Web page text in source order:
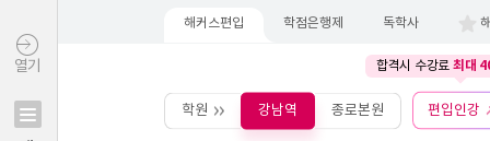
열기
해커스편입 학점은행제 독학사
합격시 수강료 최대
학원 강남역 종로본원 편입인강